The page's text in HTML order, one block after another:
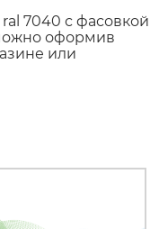
7040 с фасовкой
оформив
или